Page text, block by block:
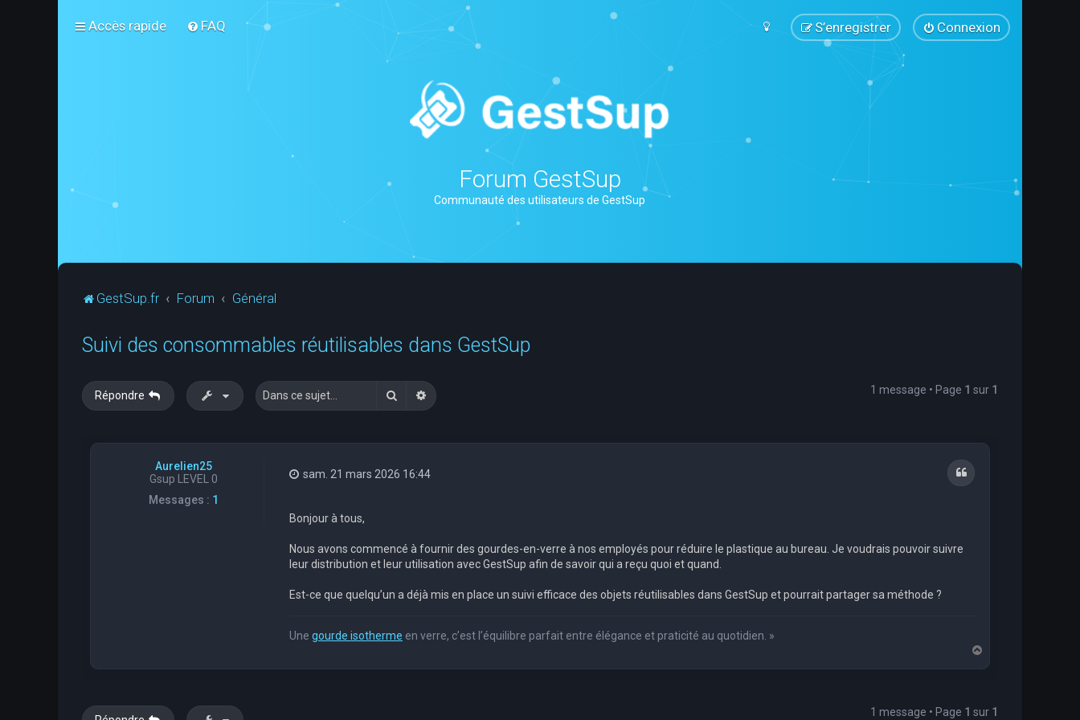
Accès rapide FAQ Connexion
S’enregistrer
Forum GestSup
Communauté des utilisateurs de GestSup
GestSup.fr Forum Général
Suivi des consommables réutilisables dans GestSup
Répondre RechercherRecherche avancée 1 message • Page 1 sur 1
Aurelien25
Gsup LEVEL 0
Messages : 1
Citation
sam. 21 mars 2026 16:44
Bonjour à tous,
Nous avons commencé à fournir des gourdes-en-verre à nos employés pour réduire le plastique au bureau. Je voudrais pouvoir suivre
leur distribution et leur utilisation avec GestSup afin de savoir qui a reçu quoi et quand.
Est-ce que quelqu’un a déjà mis en place un suivi efficace des objets réutilisables dans GestSup et pourrait partager sa méthode ?
Une gourde isotherme en verre, c’est l’équilibre parfait entre élégance et praticité au quotidien. »
a
1 message • Page 1 sur 1